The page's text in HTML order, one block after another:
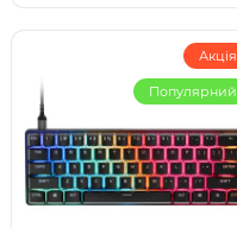
Акція
Популярний